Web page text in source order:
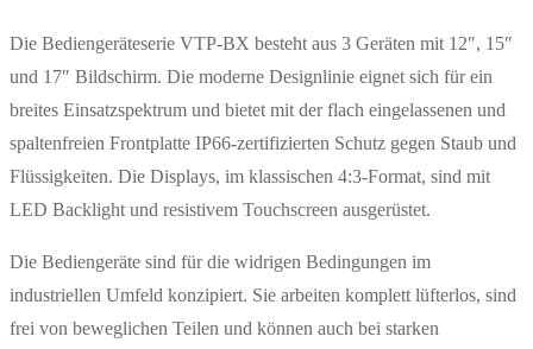
Die Bediengeräteserie VTP-BX besteht aus 3 Geräten mit 12″, 15″
und 17″ Bildschirm. Die moderne Designlinie eignet sich für ein
breites Einsatzspektrum und bietet mit der flach eingelassenen und
spaltenfreien Frontplatte IP66-zertifizierten Schutz gegen Staub und
Flüssigkeiten. Die Displays, im klassischen 4:3-Format, sind mit
LED Backlight und resistivem Touchscreen ausgerüstet.
Die Bediengeräte sind für die widrigen Bedingungen im
industriellen Umfeld konzipiert. Sie arbeiten komplett lüfterlos, sind
frei von beweglichen Teilen und können auch bei starken